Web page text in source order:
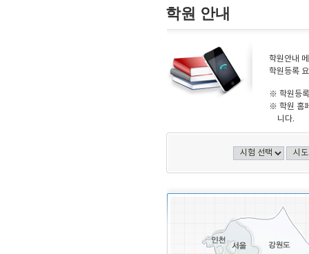
학원 안내
학원안내
학원등록
※ 학원등록
※ 학원 홈
니다.